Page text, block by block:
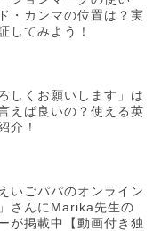
・カンマの位置は？実
してみよう！
しくお願いします」は
えば良いの？使える英
介！
いごパパのオンライン
さんにMarika先生の
が掲載中【動画付き独